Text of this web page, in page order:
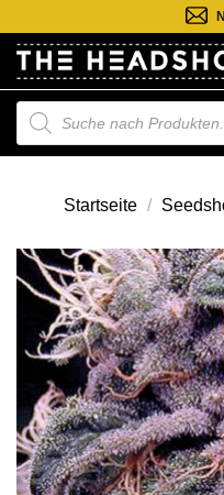
Inhalt
springen
Suche
nach
Produkten
Startseite /